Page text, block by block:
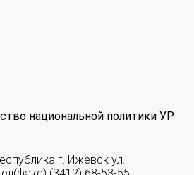
национальной политики УР
г. Ижевск ул.